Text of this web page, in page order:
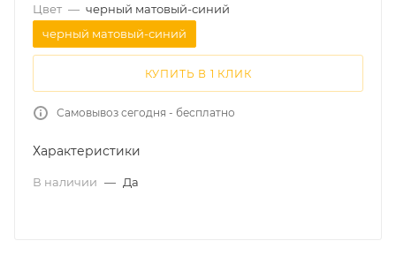
Цвет — черный матовый-синий
черный матовый-синий
КУПИТЬ В 1 КЛИК
Самовывоз сегодня - бесплатно
Характеристики
В наличии — Да